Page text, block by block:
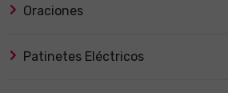
Oraciones
Patinetes Eléctricos